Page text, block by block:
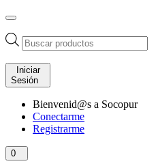
Búsqueda
de
productos
Iniciar
Sesión
Bienvenid@s a Socopur
Conectarme
Registrarme
0